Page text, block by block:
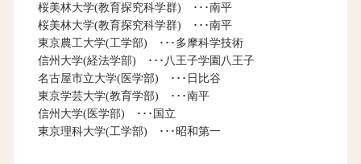
桜美林大学(教育探究科学群) ･･･南平
桜美林大学(教育探究科学群) ･･･南平
東京農工大学(工学部) ･･･多摩科学技術
信州大学(経法学部) ･･･八王子学園八王子
名古屋市立大学(医学部) ･･･日比谷
東京学芸大学(教育学部) ･･･南平
信州大学(医学部) ･･･国立
東京理科大学(工学部) ･･･昭和第一